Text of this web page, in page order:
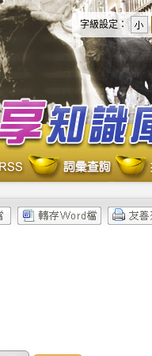
字級設定：